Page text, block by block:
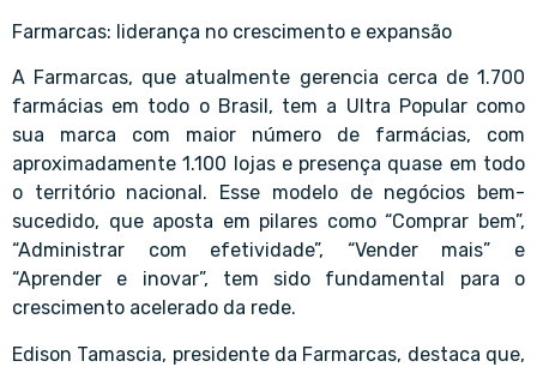
Farmarcas: liderança no crescimento e expansão
A Farmarcas, que atualmente gerencia cerca de 1.700
farmácias em todo o Brasil, tem a Ultra Popular como
sua marca com maior número de farmácias, com
aproximadamente 1.100 lojas e presença quase em todo
o território nacional. Esse modelo de negócios bem-
sucedido, que aposta em pilares como “Comprar bem”,
“Administrar com efetividade”, “Vender mais” e
“Aprender e inovar”, tem sido fundamental para o
crescimento acelerado da rede.
Edison Tamascia, presidente da Farmarcas, destaca que,